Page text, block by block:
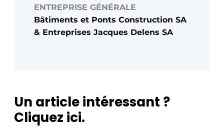
ENTREPRISE GÉNÉRALE
Bâtiments et Ponts Construction SA
& Entreprises Jacques Delens SA
Un article intéressant ?
Cliquez ici.